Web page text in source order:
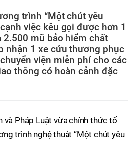
trình “Một chút yêu
việc kêu gọi được hơn 1
2.500 mũ bảo hiểm chất
nhận 1 xe cứu thương phục
viện miễn phí cho các
thông có hoàn cảnh đặc
và Pháp Luật vừa chính thức tổ
trình nghệ thuật “Một chút yêu